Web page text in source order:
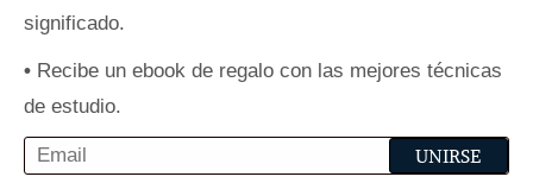
significado.
• Recibe un ebook de regalo con las mejores técnicas
de estudio.